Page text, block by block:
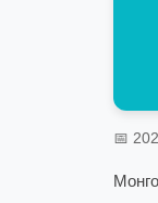
📅